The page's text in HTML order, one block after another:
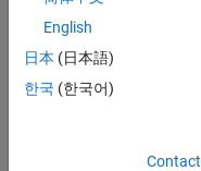
English
日本 (日本語)
한국 (한국어)